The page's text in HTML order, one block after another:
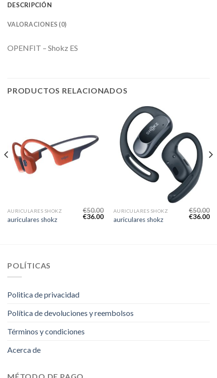
DESCRIPCIÓN
VALORACIONES (0)
OPENFIT – Shokz ES
PRODUCTOS RELACIONADOS
AURICULARES SHOKZ
auriculares shokz
€50.00
€36.00
AURICULARES SHOKZ
auriculares shokz
€50.00
€36.00
POLÍTICAS
Politica de privacidad
Política de devoluciones y reembolsos
Términos y condiciones
Acerca de